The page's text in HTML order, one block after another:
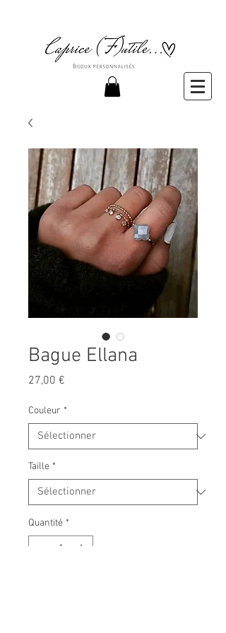
Bague Ellana
27,00 €
Couleur *
Taille *
Quantité *